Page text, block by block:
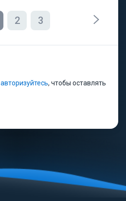
2 3
авторизуйтесь, чтобы оставлять